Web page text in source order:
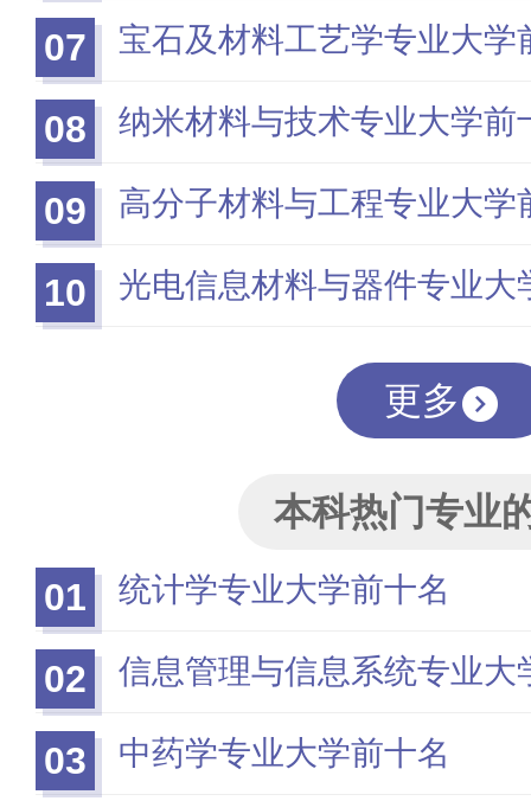
07 宝石及材料工艺学专业大学
08 纳米材料与技术专业大学前
09 高分子材料与工程专业大学
10 光电信息材料与器件专业大
更多
本科热门专业
01
统计学专业大学前十名
02 信息管理与信息系统专业大
03 中药学专业大学前十名